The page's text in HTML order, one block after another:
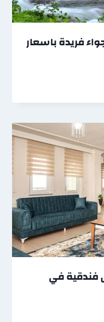
فريدة باسعار
في